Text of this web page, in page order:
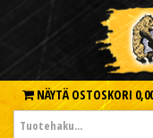
NÄYTÄ OSTOSKORI